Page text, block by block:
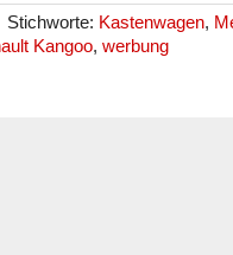
Stichworte: Kastenwagen,
Kangoo, werbung